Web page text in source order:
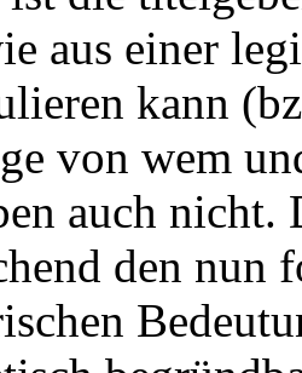
aus einer
kann
von wem
auch nicht.
den nun